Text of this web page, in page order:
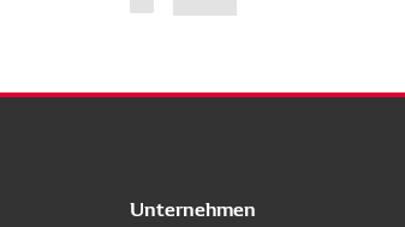
Unternehmen